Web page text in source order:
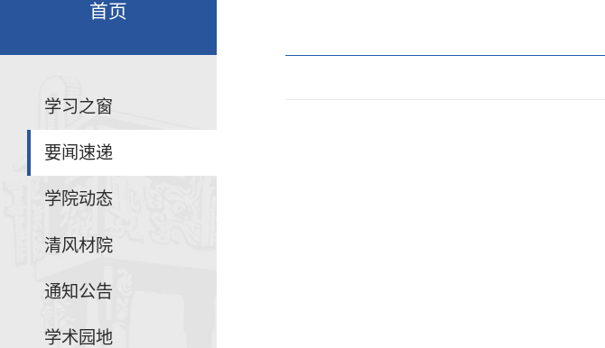
首页
学习之窗
要闻速递
学院动态
清风材院
通知公告
学术园地